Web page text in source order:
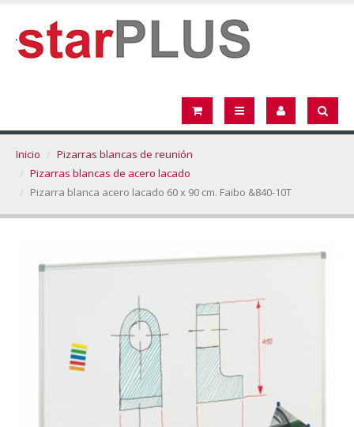
Inicio
Pizarras blancas de reunión
Pizarras blancas de acero lacado
Pizarra blanca acero lacado 60 x 90 cm. Faibo &840-10T